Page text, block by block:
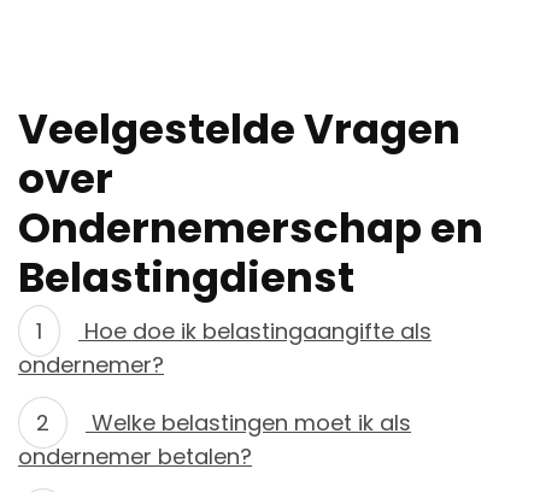
Veelgestelde Vragen
over
Ondernemerschap en
Belastingdienst
Hoe doe ik belastingaangifte als
ondernemer?
Welke belastingen moet ik als
ondernemer betalen?